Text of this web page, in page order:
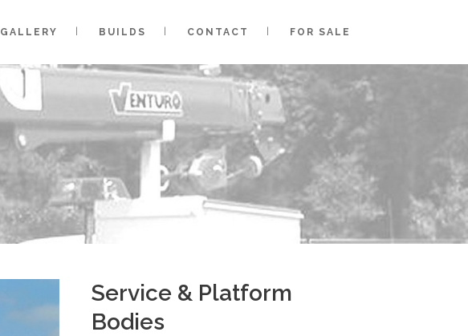
GALLERY BUILDS CONTACT FOR SALE
Service & Platform
Bodies